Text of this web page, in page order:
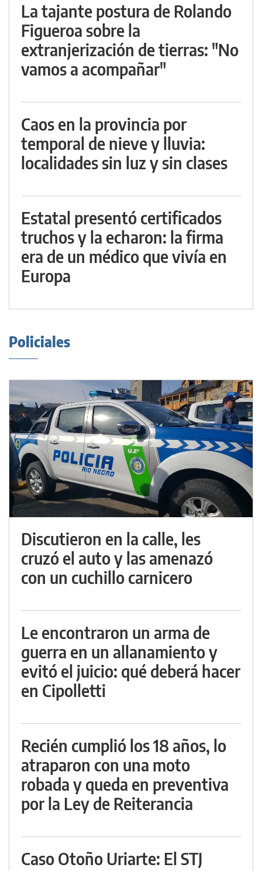
La tajante postura de Rolando
Figueroa sobre la
extranjerización de tierras: "No
vamos a acompañar"
Caos en la provincia por
temporal de nieve y lluvia:
localidades sin luz y sin clases
Estatal presentó certificados
truchos y la echaron: la firma
era de un médico que vivía en
Europa
Policiales
Discutieron en la calle, les
cruzó el auto y las amenazó
con un cuchillo carnicero
Le encontraron un arma de
guerra en un allanamiento y
evitó el juicio: qué deberá hacer
en Cipolletti
Recién cumplió los 18 años, lo
atraparon con una moto
robada y queda en preventiva
por la Ley de Reiterancia
Caso Otoño Uriarte: El STJ